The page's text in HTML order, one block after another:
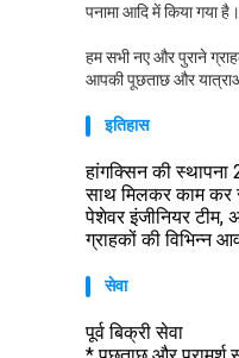
पनामा आदि में किया गया
हम सभी नए और पुराने
आपकी पूछताछ और
इतिहास
हांगक्सिन की
साथ मिलकर काम कर
पेशेवर इंजीनियर टीम,
ग्राहकों की विभिन्न
सेवा
पूर्व बिक्री सेवा